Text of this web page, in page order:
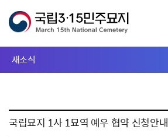
새소식
국립묘지 1사 1묘역 예우 협약 신청안내